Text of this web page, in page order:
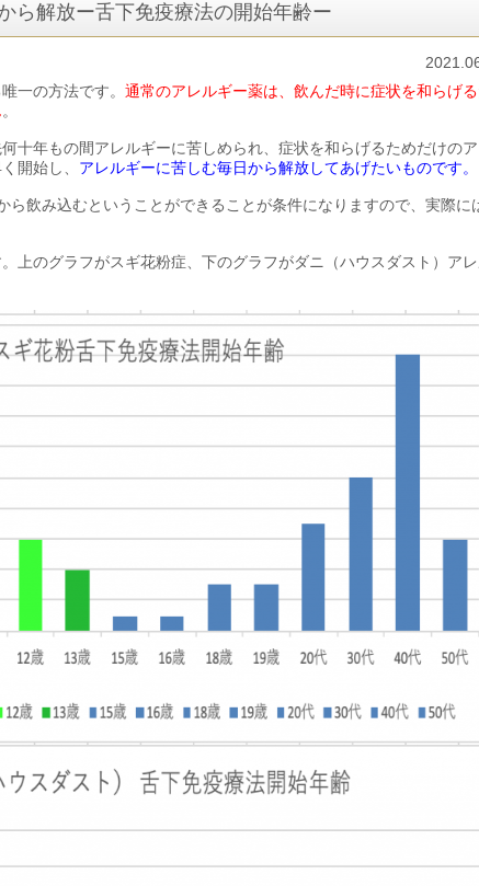
ら解放ー舌下免疫療法の開始年齢ー
一の方法です。 通常のアレルギー薬は、飲んだ時に症状を和らげ
。
十年もの間アレルギーに苦しめられ、症状を和らげるためだけのア
開始し、 アレルギーに苦しむ毎日から解放してあげたいものです。
飲み込むということができることが条件になりますので、実際に
上のグラフがスギ花粉症、下のグラフがダニ（ハウスダスト）ア